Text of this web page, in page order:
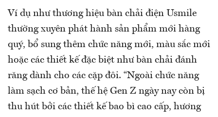
Ví dụ như thương hiệu bàn chải điện Usmile
thường xuyên phát hành sản phẩm mới hàng
quý, bổ sung thêm chức năng mới, màu sắc mới
hoặc các thiết kế đặc biệt như bàn chải đánh
răng dành cho các cặp đôi. “Ngoài chức năng
làm sạch cơ bản, thế hệ Gen Z ngày nay còn bị
thu hút bởi các thiết kế bao bì cao cấp, hương